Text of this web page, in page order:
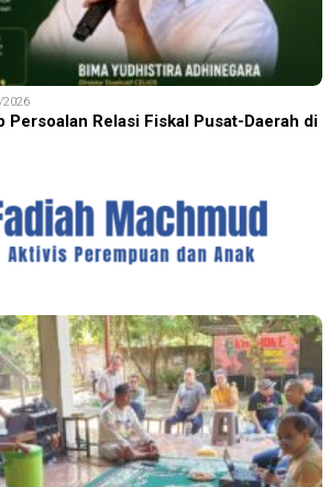
2026
Persoalan Relasi Fiskal Pusat-Daerah di